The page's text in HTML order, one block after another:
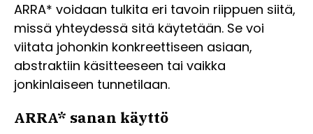
ARRA* voidaan tulkita eri tavoin riippuen siitä,
missä yhteydessä sitä käytetään. Se voi
viitata johonkin konkreettiseen asiaan,
abstraktiin käsitteeseen tai vaikka
jonkinlaiseen tunnetilaan.
ARRA* sanan käyttö